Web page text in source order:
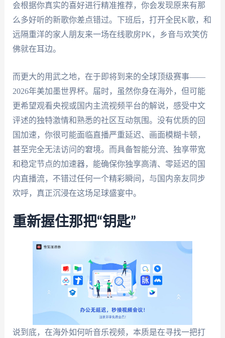
会根据你真实的喜好进行精准推荐，你会发现原来有那
么多好听的新歌你差点错过。下班后，打开全民K歌，和
远隔重洋的家人朋友来一场在线歌房PK，乡音与欢笑仿
佛就在耳边。
而更大的用武之地，在于即将到来的全球顶级赛事——
2026年美加墨世界杯。届时，虽然你身在海外，但可能
更希望观看央视或国内主流视频平台的解说，感受中文
评述的独特激情和熟悉的社区互动氛围。没有优质的回
国加速，你很可能面临直播严重延迟、画面模糊卡顿，
甚至完全无法访问的窘境。而具备智能分流、独享带宽
和稳定节点的加速器，能确保你独享高清、零延迟的国
内直播流，不错过任何一个精彩瞬间，与国内亲友同步
欢呼，真正沉浸在这场足球盛宴中。
重新握住那把“钥匙”
说到底，在海外如何听音乐视频，本质是在寻找一把打